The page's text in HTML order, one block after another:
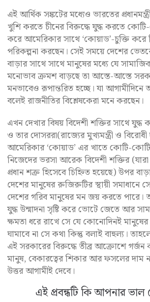
এই আর্থিক সঙ্কটের মধ্যেও ভারতের
খুশি করতে চীনের বিরুদ্ধে যুদ্ধ করতে
করে আমেরিকার সাথে ‘কোয়াড’-চুক্তি করে
পরিকল্পনা করছেন। সেই সময়ে দেশের
বাড়ার সাথে সাথে মানুষের মধ্যে যে সামাজিক-
মনোভাব ক্রমশ বাড়ছে তা আস্তে-আস্তে
মনভাবেও রূপান্তরিত হচ্ছে। যা আগামীদিনে
বলেই রাজনীতির বিশ্লেষকেরা মনে করছেন।
এখন দেখার বিষয় বিদেশী শক্তির সাথে
ও তার দোসররা(রাজ্যের মুখ্যমন্ত্রী ও
আমেরিকার ‘কোয়াড’ এর খাতে কোটি-কোটি
নিজেদের ভরসা আরেক বিদেশী শক্তির (যারা
প্রধান শত্রু হিসেবে চিহ্নিত হয়েছে) উপর
দেশের মানুষের রুজিরুটির স্থায়ী সমাধানে
দেশের গরিব মানুষের মন জয় করতে
যুদ্ধ উন্মাদনা সৃষ্টি করে ভোটে জেতে আর
ক্ষমতা ধরে রাখে সে যে কোনোদিনই মানুষের
ঘামাবে না সে কথা কিন্তু বলাই বাহুল্য।
এই সরকারের বিরুদ্ধে তীব্র আক্রোশে গর্জন
মানুষ, বেকারত্বের শিকার আর ফসলের দাম
উত্তর আগামীই দেবে।
এই প্রবন্ধটি কি আপনার ভাল